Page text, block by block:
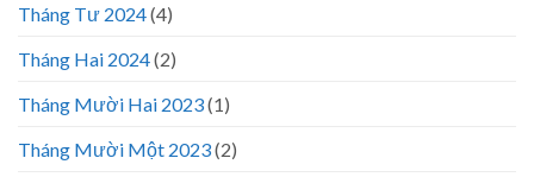
Tháng Tư 2024(4)
Tháng Hai 2024(2)
Tháng Mười Hai 2023(1)
Tháng Mười Một 2023(2)